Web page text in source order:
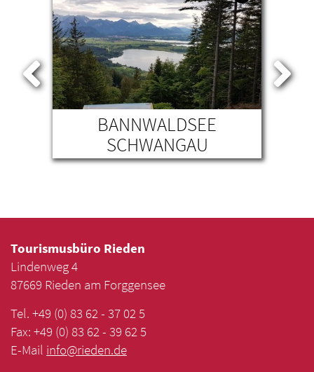
BANNWALDSEE
SCHWANGAU
Tourismusbüro Rieden
Lindenweg 4
87669 Rieden am Forggensee
Tel. +49 (0) 83 62 - 37 02 5
Fax: +49 (0) 83 62 - 39 62 5
E-Mail info@rieden.de